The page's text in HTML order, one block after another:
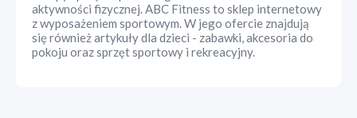
aktywności fizycznej. ABC Fitness to sklep internetowy
z wyposażeniem sportowym. W jego ofercie znajdują
się również artykuły dla dzieci - zabawki, akcesoria do
pokoju oraz sprzęt sportowy i rekreacyjny.